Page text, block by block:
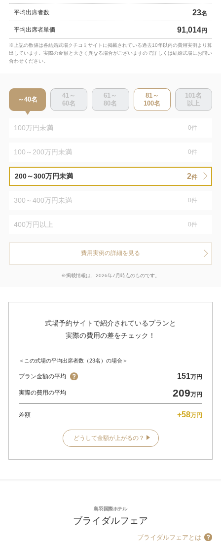
平均出席者数 23名
平均出席者単価 91,014円
※上記の数値は各結婚式場クチコミサイトに掲載されている過去10年以内の費用実例より算
出しています。実際の金額と大きく異なる場合がございますので詳しくは結婚式場にお問い
合わせください。
～40名
41～
60名
61～
80名
81～
100名
101 名
以上
100万円未満 0件
100～200万円未満 0件
200～300万円未満 2件
300～400万円未満 0件
400万円以上 0件
費用実例の詳細を見る
※掲載情報は、2026年7月時点のものです。
式場予約サイトで紹介されているプランと
実際の費用の差をチェック！
＜この式場の平均出席者数（23名）の場合＞
プラン金額の平均 151万円
実際の費用の平均 209万円
差額 +58万円
どうして金額が上がるの？
鳥羽国際ホテル
ブライダルフェア
ブライダルフェアとは